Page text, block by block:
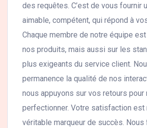
des requêtes. C’est de vous fournir
aimable, compétent, qui répond à
Chaque membre de notre équipe
nos produits, mais aussi sur les
plus exigeants du service client.
permanence la qualité de nos
nous appuyons sur vos retours pour
perfectionner. Votre satisfaction est
véritable marqueur de succès.